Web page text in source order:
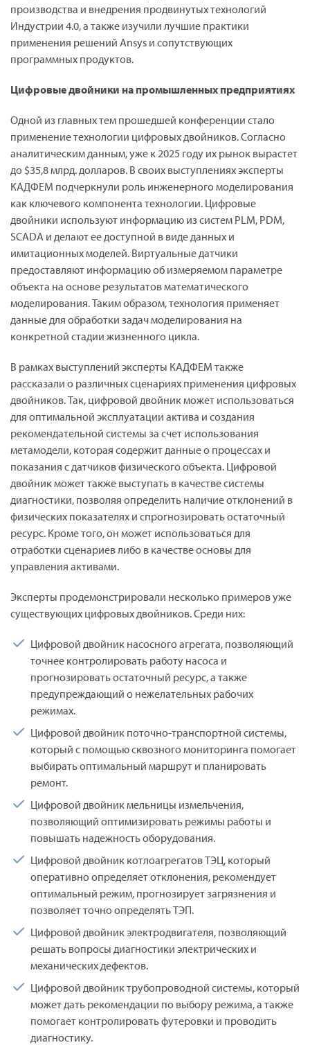
производства и внедрения продвинутых технологий
Индустрии 4.0, а также изучили лучшие практики
применения решений Ansys и сопутствующих
программных продуктов.
Цифровые двойники на промышленных предприятиях
Одной из главных тем прошедшей конференции стало
применение технологии цифровых двойников. Согласно
аналитическим данным, уже к 2025 году их рынок вырастет
до $35,8 млрд. долларов. В своих выступлениях эксперты
КАДФЕМ подчеркнули роль инженерного моделирования
как ключевого компонента технологии. Цифровые
двойники используют информацию из систем PLM, PDM,
SCADA и делают ее доступной в виде данных и
имитационных моделей. Виртуальные датчики
предоставляют информацию об измеряемом параметре
объекта на основе результатов математического
моделирования. Таким образом, технология применяет
данные для обработки задач моделирования на
конкретной стадии жизненного цикла.
В рамках выступлений эксперты КАДФЕМ также
рассказали о различных сценариях применения цифровых
двойников. Так, цифровой двойник может использоваться
для оптимальной эксплуатации актива и создания
рекомендательной системы за счет использования
метамодели, которая содержит данные о процессах и
показания с датчиков физического объекта. Цифровой
двойник может также выступать в качестве системы
диагностики, позволяя определить наличие отклонений в
физических показателях и спрогнозировать остаточный
ресурс. Кроме того, он может использоваться для
отработки сценариев либо в качестве основы для
управления активами.
Эксперты продемонстрировали несколько примеров уже
существующих цифровых двойников. Среди них:
Цифровой двойник насосного агрегата, позволяющий
точнее контролировать работу насоса и
прогнозировать остаточный ресурс, а также
предупреждающий о нежелательных рабочих
режимах.
Цифровой двойник поточно-транспортной системы,
который с помощью сквозного мониторинга помогает
выбирать оптимальный маршрут и планировать
ремонт.
Цифровой двойник мельницы измельчения,
позволяющий оптимизировать режимы работы и
повышать надежность оборудования.
Цифровой двойник котлоагрегатов ТЭЦ, который
оперативно определяет отклонения, рекомендует
оптимальный режим, прогнозирует загрязнения и
позволяет точно определять ТЭП.
Цифровой двойник электродвигателя, позволяющий
решать вопросы диагностики электрических и
механических дефектов.
Цифровой двойник трубопроводной системы, который
может дать рекомендации по выбору режима, а также
помогает контролировать футеровки и проводить
диагностику.